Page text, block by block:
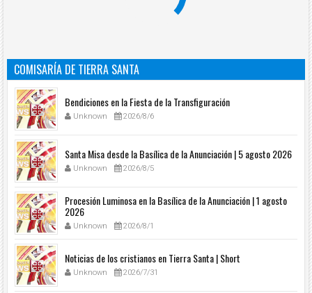
COMISARÍA DE TIERRA SANTA
Bendiciones en la Fiesta de la Transfiguración
Unknown 2026/8/6
Santa Misa desde la Basílica de la Anunciación | 5 agosto 2026
Unknown 2026/8/5
Procesión Luminosa en la Basílica de la Anunciación | 1 agosto
2026
Unknown 2026/8/1
Noticias de los cristianos en Tierra Santa | Short
Unknown 2026/7/31